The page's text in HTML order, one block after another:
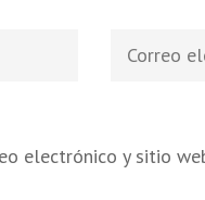
Correo
electrónico y sitio